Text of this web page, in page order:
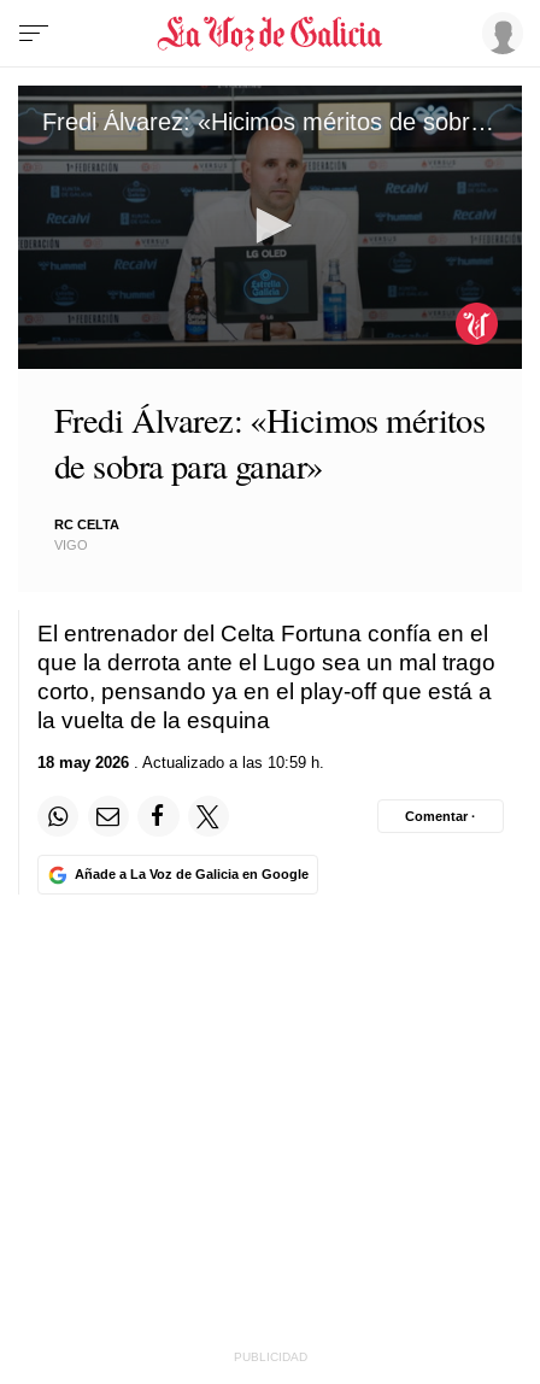
Fredi Álvarez: «Hicimos méritos de sobra para ganar»
minutes,
Fredi Álvarez: «Hicimos méritos
de sobra para ganar»
RC CELTA
VIGO
El entrenador del Celta Fortuna confía en el
que la derrota ante el Lugo sea un mal trago
corto, pensando ya en el play-off que está a
la vuelta de la esquina
18 may 2026 . Actualizado a las 10:59 h.
Añade a La Voz de Galicia en Google
Comentar ·